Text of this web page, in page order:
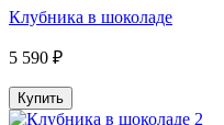
Клубника в шоколаде
5 590 ₽
Купить